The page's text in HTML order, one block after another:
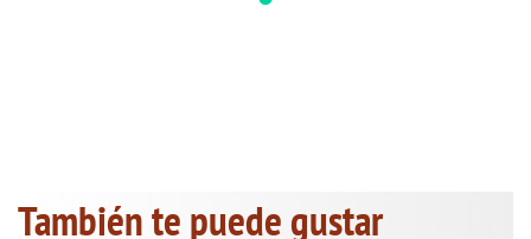
También te puede gustar